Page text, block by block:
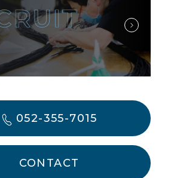
052-355-7015
CONTACT